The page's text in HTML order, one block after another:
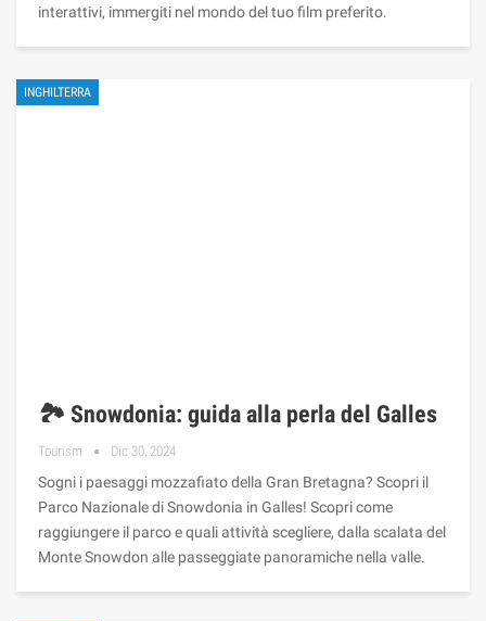
interattivi, immergiti nel mondo del tuo film preferito.
INGHILTERRA
🏞️ Snowdonia: guida alla perla del Galles
Tourism Dic 30, 2024
Sogni i paesaggi mozzafiato della Gran Bretagna? Scopri il
Parco Nazionale di Snowdonia in Galles! Scopri come
raggiungere il parco e quali attività scegliere, dalla scalata del
Monte Snowdon alle passeggiate panoramiche nella valle.